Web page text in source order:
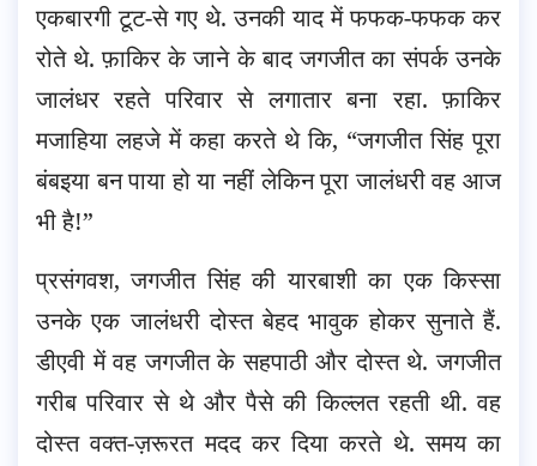
एकबारगी टूट-से गए थे. उनकी याद में फफक-फफक कर
रोते थे. फ़ाकिर के जाने के बाद जगजीत का संपर्क उनके
जालंधर रहते परिवार से लगातार बना रहा. फ़ाकिर
मजाहिया लहजे में कहा करते थे कि, “जगजीत सिंह पूरा
बंबइया बन पाया हो या नहीं लेकिन पूरा जालंधरी वह आज
भी है!”
प्रसंगवश, जगजीत सिंह की यारबाशी का एक किस्सा
उनके एक जालंधरी दोस्त बेहद भावुक होकर सुनाते हैं.
डीएवी में वह जगजीत के सहपाठी और दोस्त थे. जगजीत
गरीब परिवार से थे और पैसे की किल्लत रहती थी. वह
दोस्त वक्त-ज़रूरत मदद कर दिया करते थे. समय का